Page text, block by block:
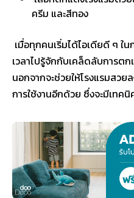
ครีม และสีทอง
เมื่อทุกคนเริ่มได้ไอเดียดี ๆ ใ
เวลาไปรู้จักกับเคล็ดลับการต
นอกจากจะช่วยให้โรงแรมสว
การใช้งานอีกด้วย ซึ่งจะมีเทค